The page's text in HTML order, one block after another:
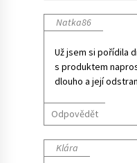
Natka86
Už jsem si pořídila
s produktem
dlouho a její
Odpovědět
Klára